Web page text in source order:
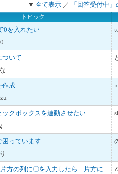
▼ 全て表示 ／ 「回答受付中
トピック
0を入れたい
ついて
作成
ックボックスを連動させたい
困っています
方の列に〇を入力したら、片方に